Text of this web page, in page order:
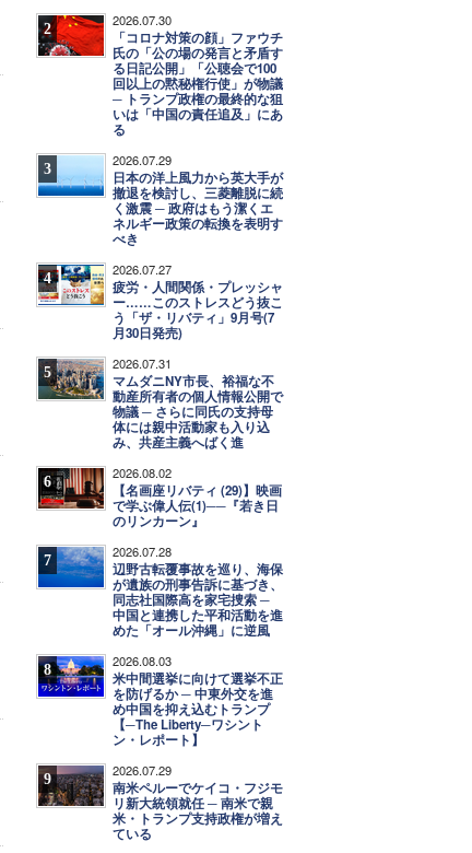
2 2026.07.30
「コロナ対策の顔」ファウチ
氏の「公の場の発言と矛盾す
る日記公開」「公聴会で100
回以上の黙秘権行使」が物議
─ トランプ政権の最終的な狙
いは「中国の責任追及」にあ
る
3 2026.07.29
日本の洋上風力から英大手が
撤退を検討し、三菱離脱に続
く激震 ─ 政府はもう潔くエ
ネルギー政策の転換を表明す
べき
4 2026.07.27
疲労・人間関係・プレッシャ
ー……このストレスどう抜こ
う「ザ・リバティ」9月号(7
月30日発売)
5 2026.07.31
マムダニNY市長、裕福な不
動産所有者の個人情報公開で
物議 ─ さらに同氏の支持母
体には親中活動家も入り込
み、共産主義へばく進
6 2026.08.02
【名画座リバティ (29)】映画
で学ぶ偉人伝(1)──『若き日
のリンカーン』
7 2026.07.28
辺野古転覆事故を巡り、海保
が遺族の刑事告訴に基づき、
同志社国際高を家宅捜索 ─
中国と連携した平和活動を進
めた「オール沖縄」に逆風
8 2026.08.03
米中間選挙に向けて選挙不正
を防げるか ─ 中東外交を進
め中国を抑え込むトランプ
【─The Liberty─ワシント
ン・レポート】
9 2026.07.29
南米ペルーでケイコ・フジモ
リ新大統領就任 ─ 南米で親
米・トランプ支持政権が増え
ている